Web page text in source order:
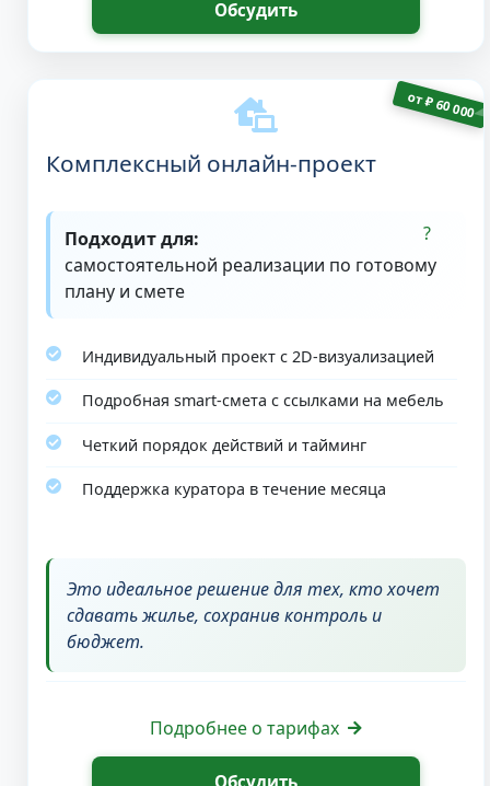
Обсудить
от₽60 000
Комплексный онлайн-проект
Подходит для:
самостоятельной реализации по готовому
плану и смете
Индивидуальный проект с 2D-визуализацией
Подробная smart-смета с ссылками на мебель
Четкий порядок действий и тайминг
Поддержка куратора в течение месяца
Это идеальное решение для тех, кто хочет
сдавать жилье, сохранив контроль и
бюджет.
Подробнее о тарифах
Обсудить